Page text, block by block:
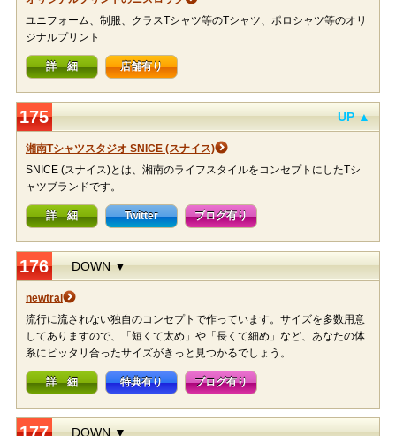
ユニフォーム、制服、クラスTシャツ等のTシャツ、ポロシャツ等のオリ
ジナルプリント
詳 細 店舗有り
175 UP ▲
湘南Tシャツスタジオ SNICE (スナイス)
SNICE (スナイス)とは、湘南のライフスタイルをコンセプトにしたTシ
ャツブランドです。
詳 細 Twitter ブログ有り
176 DOWN ▼
newtral
流行に流されない独自のコンセプトで作っています。サイズを多数用意
してありますので、「短くて太め」や「長くて細め」など、あなたの体
系にピッタリ合ったサイズがきっと見つかるでしょう。
詳 細 特典有り ブログ有り
DOWN ▼